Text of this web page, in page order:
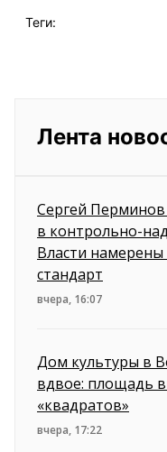
Теги:
Лента
Сергей Перминов
в контрольно-
Власти
стандарт
вчера, 16:07
Дом культуры в
вдвое: площадь
«квадратов»
вчера, 17:22